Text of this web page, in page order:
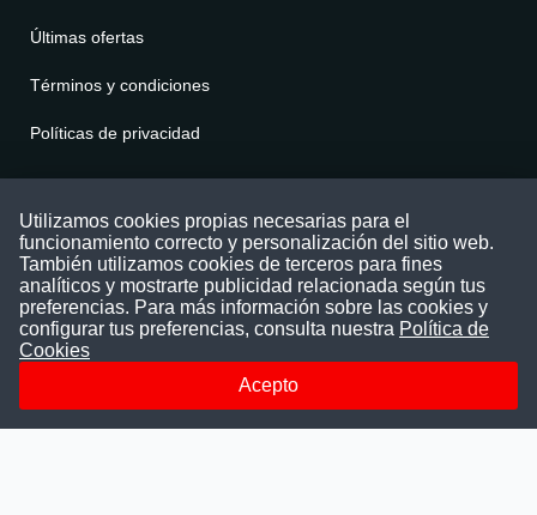
Últimas ofertas
Términos y condiciones
Políticas de privacidad
Puede comunicarse con nosotros a través
nuestras redes sociales o del correo:
contacto@convocatoriasdetrabajo.com
Siguenos en:
Utilizamos cookies propias necesarias para el
funcionamiento correcto y personalización del sitio web.
También utilizamos cookies de terceros para fines
analíticos y mostrarte publicidad relacionada según tus
preferencias. Para más información sobre las cookies y
configurar tus preferencias, consulta nuestra Política de
Cookies
Acepto